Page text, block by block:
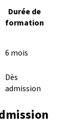
Durée de
formation
6 mois
Dès
admission